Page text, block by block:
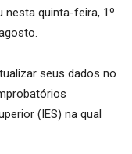
quinta-feira, 1º
seus dados no
(IES) na qual